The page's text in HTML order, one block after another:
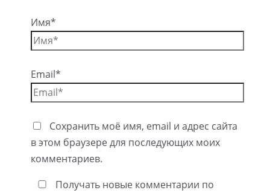
Имя*
Email*
Сохранить моё имя, email и адрес сайта
в этом браузере для последующих моих
комментариев.
Получать новые комментарии по